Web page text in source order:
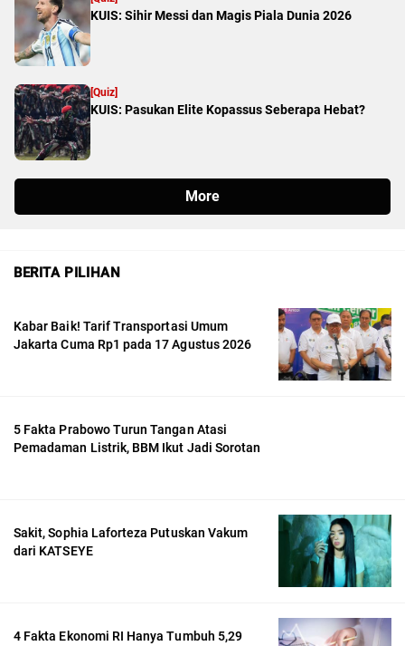
BERITA PILIHAN
Kabar Baik! Tarif Transportasi Umum
Jakarta Cuma Rp1 pada 17 Agustus 2026
5 Fakta Prabowo Turun Tangan Atasi
Pemadaman Listrik, BBM Ikut Jadi Sorotan
Sakit, Sophia Laforteza Putuskan Vakum
dari KATSEYE
4 Fakta Ekonomi RI Hanya Tumbuh 5,29